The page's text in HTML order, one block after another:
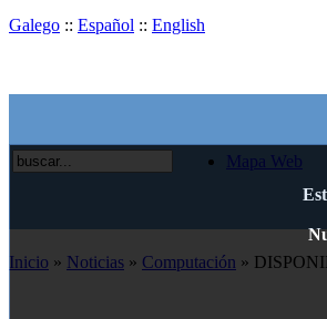
Galego :: Español :: English
Mapa Web
Inicio » Noticias » Computación »